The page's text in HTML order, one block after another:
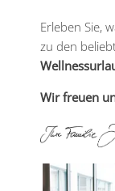
Erleben Sie,
zu den
Wir freuen